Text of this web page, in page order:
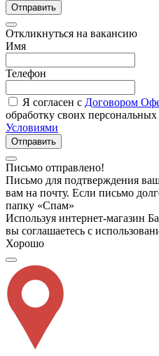
Отправить
Откликнуться на вакансию
Имя
Телефон
Я согласен с Договором
обработку своих
Условиями
Отправить
Письмо отправлено!
Письмо для подтверждения
вам на почту. Если письмо
папку «Спам»
Используя интернет-магазин
вы соглашаетесь с
Хорошо